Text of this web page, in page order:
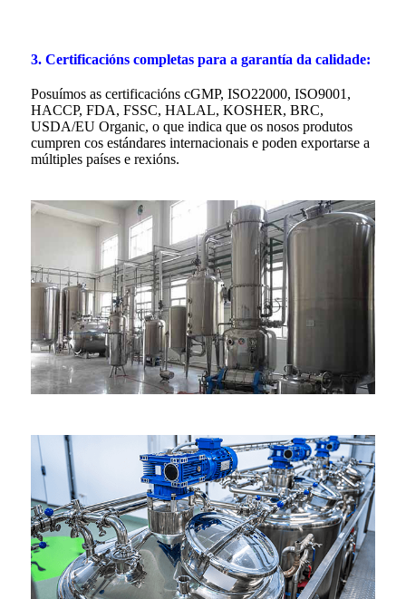
3. Certificacións completas para a garantía da calidade:
Posuímos as certificacións cGMP, ISO22000, ISO9001,
HACCP, FDA, FSSC, HALAL, KOSHER, BRC,
USDA/EU Organic, o que indica que os nosos produtos
cumpren cos estándares internacionais e poden exportarse a
múltiples países e rexións.